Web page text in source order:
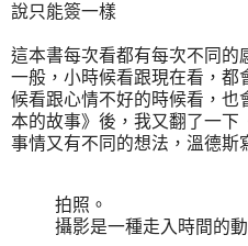
說只能簽一樣
這本書每次看都有每次不同的
一般，小時候看跟現在看，都
候看跟心情不好的時候看，也
本的故事》後，我又翻了一下
事情又有不同的想法，溫德斯
拍照。
攝影是一種走入時間的動